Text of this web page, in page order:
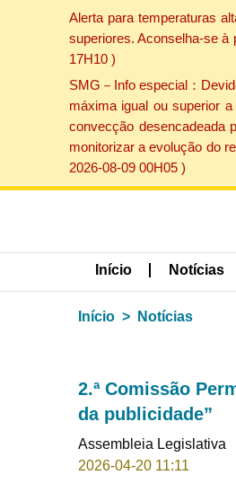
Alerta para temperaturas
superiores. Aconselha-se à
17H10 )
SMG－Info especial：
máxima igual ou superior
convecção desencadeada
monitorizar a evolução do
2026-08-09 00H05 )
Início Notícias
Início Notícias
2.ª Comissão
da publicidade”
Assembleia Legislativa
2026-04-20 11:11